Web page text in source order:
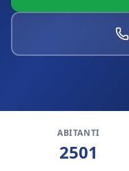
ABITANTI
2501